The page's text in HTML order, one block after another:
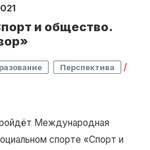
и общество.
Перспектива /
Международная
спорте «Спорт и